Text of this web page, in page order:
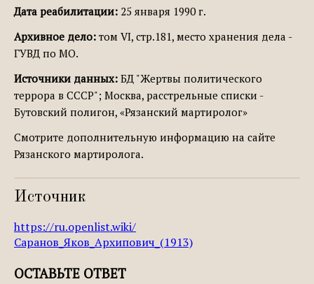
Дата реабилитации: 25 января 1990 г.
Архивное дело: том VI, стр.181, место хранения дела -
ГУВД по МО.
Источники данных: БД "Жертвы политического
террора в СССР"; Москва, расстрельные списки -
Бутовский полигон, «Рязанский мартиролог»
Смотрите дополнительную информацию на сайте
Рязанского мартиролога.
Источник
https://ru.openlist.wiki/
Саранов_Яков_Архипович_(1913)
ОСТАВЬТЕ ОТВЕТ